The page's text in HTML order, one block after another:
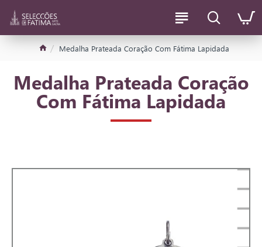
Medalha Prateada Coração Com Fátima Lapidada
Medalha Prateada Coração
Com Fátima Lapidada